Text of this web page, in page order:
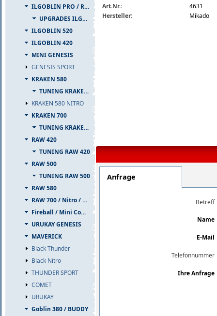
ILGOBLIN PRO / RAW 700
UPGRADES ILGOBLIN PRO / RAW 700
ILGOBLIN 520
ILGOBLIN 420
MINI GENESIS
GENESIS SPORT
KRAKEN 580
TUNING KRAKEN 580
KRAKEN 580 NITRO
KRAKEN 700
TUNING KRAKEN 700
RAW 420
TUNING RAW 420
RAW 500
TUNING RAW 500
RAW 580
RAW 700 / Nitro / PIUMA
Fireball / Mini Comet
URUKAY GENESIS
MAVERICK
Black Thunder
Black Nitro
THUNDER SPORT
COMET
URUKAY
Goblin 380 / BUDDY
Art.Nr.:
4631
Hersteller:
Mikado
Anfrage
Betreff
Name
E-Mail
Telefonnummer
Ihre Anfrage